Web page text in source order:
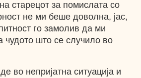
старецот за помислата со
не ми беше доволна, јас,
го замолив да ми
чудото што се случило во
во непријатна ситуација и